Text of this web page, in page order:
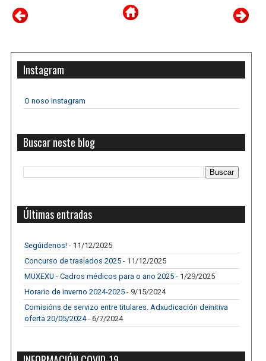
Instagram
O noso Instagram
Buscar neste blog
Últimas entradas
Segúidenos! - 11/12/2025
Concurso de traslados 2025 - 11/12/2025
MUXEXU - Cadros médicos para o ano 2025 - 1/29/2025
Horario de inverno 2024-2025 - 9/15/2024
Comisións de servizo entre titulares. Adxudicación deinitiva
oferta 20/05/2024- 6/7/2024